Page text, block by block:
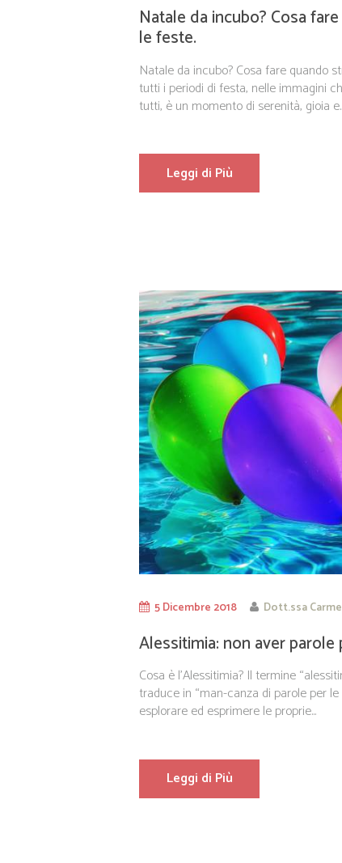
Natale da incubo? Cosa
le feste.
Natale da incubo? Cosa fare quando
tutti i periodi di festa, nelle immagini
tutti, è un momento di serenità, gioia
Leggi di Più
5 Dicembre 2018 Dott.ssa
Alessitimia: non aver
Cosa è l’Alessitimia? Il termine
traduce in “man-canza di parole per
esplorare ed esprimere le proprie...
Leggi di Più